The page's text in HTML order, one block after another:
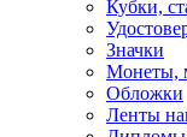
Кубки,
Значки
Монеты,
Обложки
Ленты